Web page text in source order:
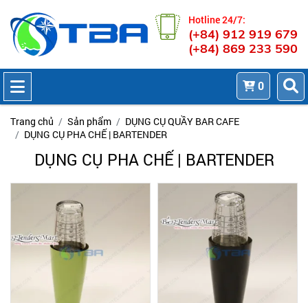
Hotline 24/7:
(+84) 912 919 679
(+84) 869 233 590
0
Trang chủ Sản phẩm
DỤNG CỤ QUẦY BAR CAFE
DỤNG CỤ PHA CHẾ | BARTENDER
DỤNG CỤ PHA CHẾ | BARTENDER